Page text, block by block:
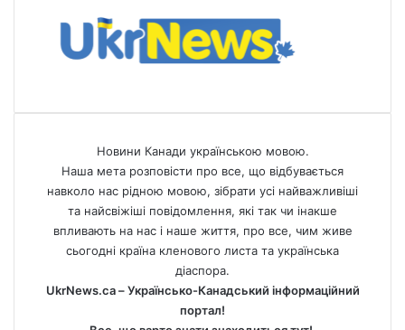
Новини Канади українською мовою.
Наша мета розповісти про все, що відбувається
навколо нас рідною мовою, зібрати усі найважливіші
та найсвіжіші повідомлення, які так чи інакше
впливають на нас і наше життя, про все, чим живе
сьогодні країна кленового листа та українська
діаспора.
UkrNews.ca – Українсько-Канадський інформаційний
портал!